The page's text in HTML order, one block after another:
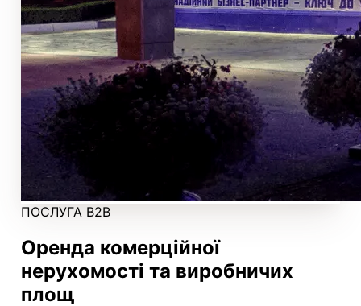
ПОСЛУГА B2B
Оренда комерційної
нерухомості та виробничих
площ